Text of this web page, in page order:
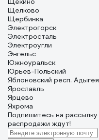
Щелково
Щербинка
Электрогорск
Электросталь
Электроугли
Энгельс
Южноуральск
Юрьев-Польский
Яблоновский респ. Адыгея
Ярославль
Ярцево
Яхрома
Подпишитесь на рассылку
распродажи ждут!